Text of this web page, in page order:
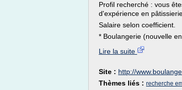
Profil recherché : vous
d'expérience en
Salaire selon coefficient.
* Boulangerie (nouvelle
Lire la suite
Site : http://
Thèmes liés : recherche